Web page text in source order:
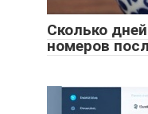
Сколько
номеров